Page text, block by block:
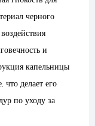
черного
и
капельницы
что делает его
по уходу за